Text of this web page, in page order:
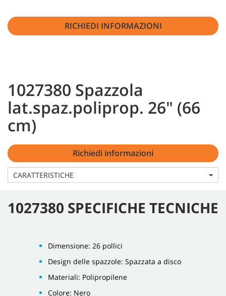
RICHIEDI INFORMAZIONI
1027380 Spazzola
lat.spaz.poliprop. 26" (66
cm)
Richiedi informazioni
CARATTERISTICHE
1027380 SPECIFICHE TECNICHE
Dimensione: 26 pollici
Design delle spazzole: Spazzata a disco
Materiali: Polipropilene
Colore: Nero